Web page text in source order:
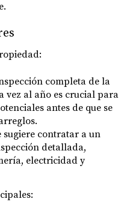
completa de la
vez al año es crucial para
antes de que se
sugiere contratar a un
detallada,
electricidad y